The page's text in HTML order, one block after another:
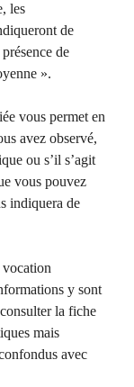
les
de
de
».
vous permet en
avez observé,
ou s’il s’agit
vous pouvez
indiquera de
vocation
y sont
la fiche
mais
avec